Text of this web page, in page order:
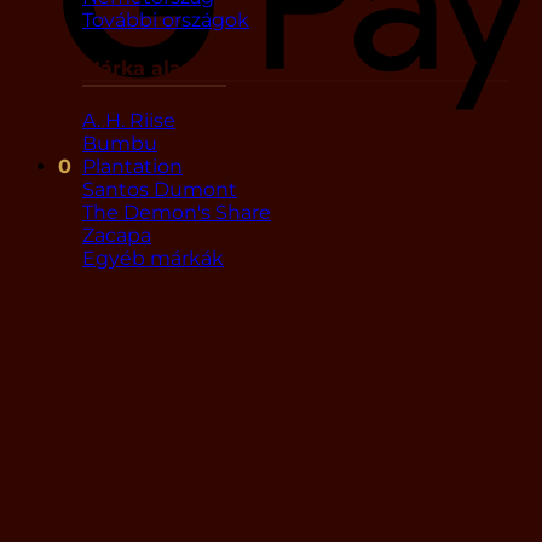
0
További országok
Márka alapján
A. H. Riise
Bumbu
Plantation
Santos Dumont
The Demon's Share
Zacapa
Egyéb márkák